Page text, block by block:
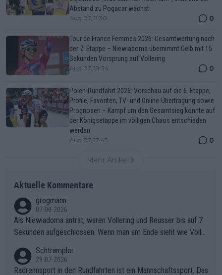
Abstand zu Pogacar wächst
Aug 07, 11:30 0
Tour de France Femmes 2026: Gesamtwertung nach
der 7. Etappe – Niewiadoma übernimmt Gelb mit 15
Sekunden Vorsprung auf Vollering
Aug 07, 18:34 0
Polen-Rundfahrt 2026: Vorschau auf die 6. Etappe,
Profile, Favoriten, TV- und Online-Übertragung sowie
Prognosen – Kampf um den Gesamtsieg könnte auf
der Königsetappe im völligen Chaos entschieden
werden
Aug 07, 17:45 0
Mehr Artikel
Aktuelle Kommentare
gregmann
07-08-2026
Als Niewiadoma antrat, waren Vollering und Reusser bis auf 7
Sekunden aufgeschlossen. Wenn man am Ende sieht wie Voller
ering die 7 Sekunden zu Niewiadoma nicht geschlossen hat un
d den Abstand hat anwachsen lassen. Ein schwerer taktischer
Schtrampler
29-07-2026
Radrennsport in den Rundfahrten ist ein Mannschaftssport. Das